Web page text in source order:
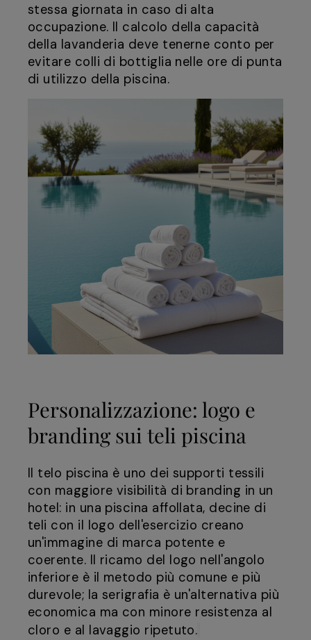
stessa giornata in caso di alta
occupazione. Il calcolo della capacità
della lavanderia deve tenerne conto per
evitare colli di bottiglia nelle ore di punta
di utilizzo della piscina.
Personalizzazione: logo e
branding sui teli piscina
Il telo piscina è uno dei supporti tessili
con maggiore visibilità di branding in un
hotel: in una piscina affollata, decine di
teli con il logo dell'esercizio creano
un'immagine di marca potente e
coerente. Il ricamo del logo nell'angolo
inferiore è il metodo più comune e più
durevole; la serigrafia è un'alternativa più
economica ma con minore resistenza al
cloro e al lavaggio ripetuto.